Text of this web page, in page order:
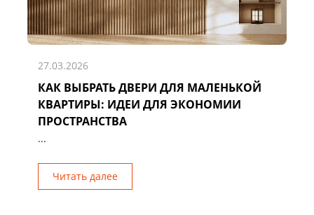
27.03.2026
КАК ВЫБРАТЬ ДВЕРИ ДЛЯ МАЛЕНЬКОЙ
КВАРТИРЫ: ИДЕИ ДЛЯ ЭКОНОМИИ
ПРОСТРАНСТВА
...
Читать далее